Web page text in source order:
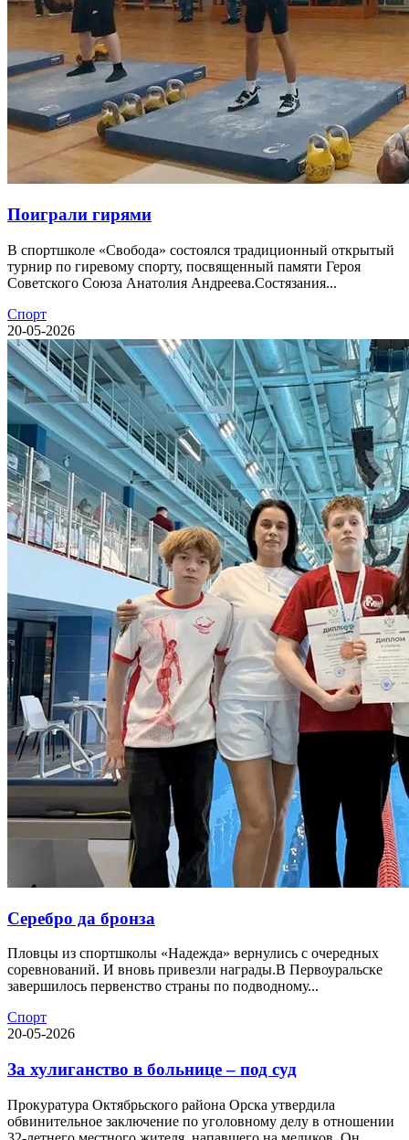
Поиграли гирями
В спортшколе «Свобода» состоялся традиционный открытый
турнир по гиревому спорту, посвященный памяти Героя
Советского Союза Анатолия Андреева.Состязания...
Спорт
20-05-2026
Серебро да бронза
Пловцы из спортшколы «Надежда» вернулись с очередных
соревнований. И вновь привезли награды.В Первоуральске
завершилось первенство страны по подводному...
Спорт
20-05-2026
За хулиганство в больнице – под суд
Прокуратура Октябрьского района Орска утвердила
обвинительное заключение по уголовному делу в отношении